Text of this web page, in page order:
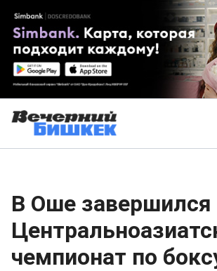
В Оше завершился
чемпионат по